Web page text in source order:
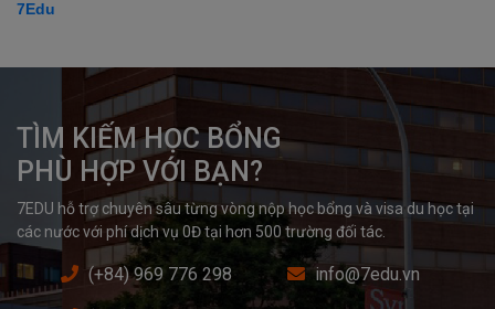
7Edu
TÌM KIẾM HỌC BỔNG
PHÙ HỢP VỚI BẠN?
7EDU hỗ trợ chuyên sâu từng vòng nộp học bổng và visa du học tại
các nước với phí dịch vụ 0Đ tại hơn 500 trường đối tác.
(+84) 969 776 298 info@7edu.vn